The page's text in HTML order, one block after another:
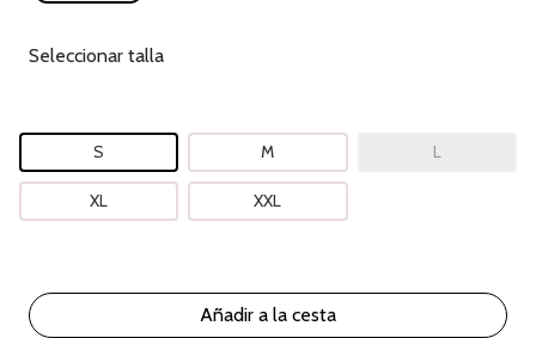
Seleccionar talla
S M L
XL XXL